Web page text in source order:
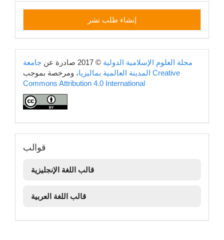
إنشاء
طلب
نشر
إنشاء طلب نشر
copyright مجلة العلوم الإسلامية الدولية © 2017 صادرة عن
جامعة
المدينة العالمية بماليزيا Creative
Commons Attribution 4.0 International
قوالب
قوالب
قالب اللغة الإنجليزية
قالب اللغة العربية